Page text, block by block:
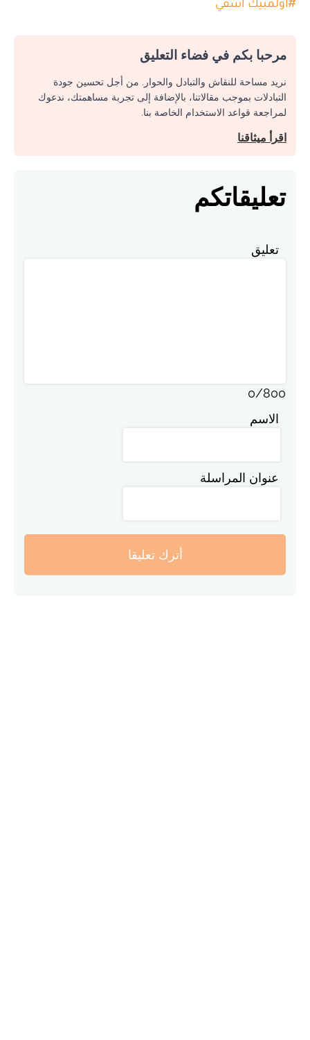
مرحبا بكم في فضاء التعليق
نريد مساحة للنقاش والتبادل والحوار. من أجل تحسين جودة
التبادلات بموجب مقالاتنا، بالإضافة إلى تجربة مساهمتك، ندعوك
لمراجعة قواعد الاستخدام الخاصة بنا.
اقرأ ميثاقنا
تعليقاتكم
تعليق
0/800
الاسم
عنوان المراسلة
أترك تعليقا